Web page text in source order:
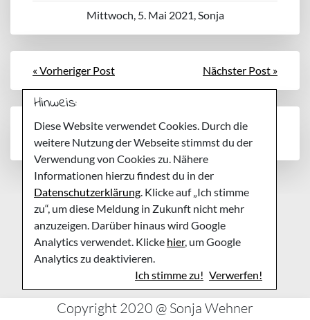
Mittwoch, 5. Mai 2021, Sonja
« Vorheriger Post Nächster Post »
Noch keine Kommentare
Copyright 2020 @ Sonja Wehner
Hinweis:
Diese Website verwendet Cookies. Durch die
weitere Nutzung der Webseite stimmst du der
Verwendung von Cookies zu. Nähere
Informationen hierzu findest du in der
Datenschutzerklärung. Klicke auf „Ich stimme
zu“, um diese Meldung in Zukunft nicht mehr
anzuzeigen. Darüber hinaus wird Google
Analytics verwendet. Klicke hier, um Google
Analytics zu deaktivieren.
Ich stimme zu! Verwerfen!